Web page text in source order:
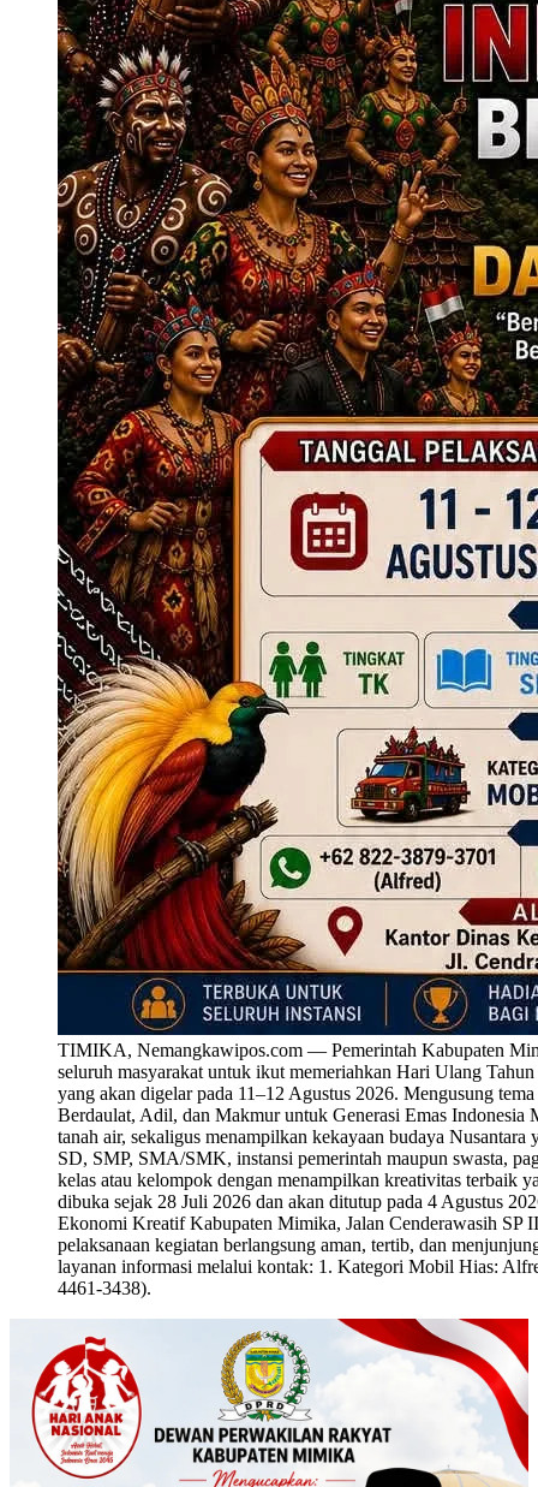
TIMIKA, Nemangkawipos.com — Pemerintah Kabupaten
seluruh masyarakat untuk ikut memeriahkan Hari Ulang
yang akan digelar pada 11–12 Agustus 2026. Mengusung
Berdaulat, Adil, dan Makmur untuk Generasi Emas Indonesia
tanah air, sekaligus menampilkan kekayaan budaya
SD, SMP, SMA/SMK, instansi pemerintah maupun swasta,
kelas atau kelompok dengan menampilkan kreativitas terbaik
dibuka sejak 28 Juli 2026 dan akan ditutup pada 4 Agustus
Ekonomi Kreatif Kabupaten Mimika, Jalan Cenderawasih SP
pelaksanaan kegiatan berlangsung aman, tertib, dan
layanan informasi melalui kontak: 1. Kategori Mobil Hias:
4461-3438).